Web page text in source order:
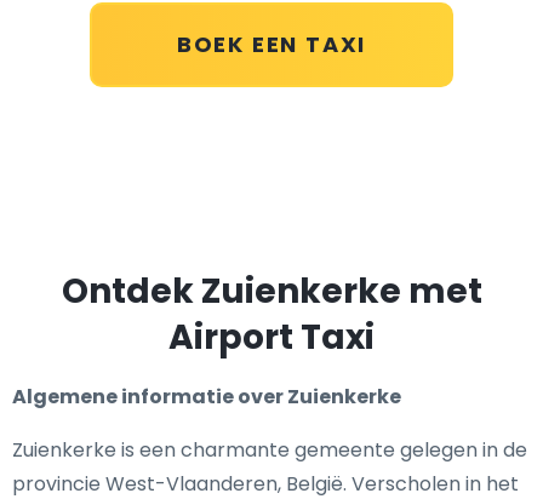
BOEK EEN TAXI
Ontdek Zuienkerke met
Airport Taxi
Algemene informatie over Zuienkerke
Zuienkerke is een charmante gemeente gelegen in de
provincie West-Vlaanderen, België. Verscholen in het